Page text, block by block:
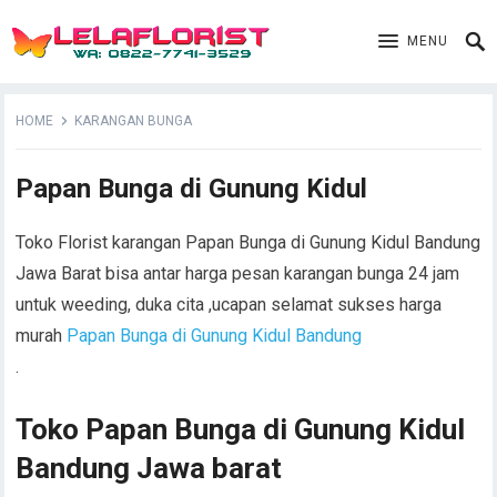
MENU
HOME KARANGAN BUNGA
Papan Bunga di Gunung Kidul
Toko Florist karangan Papan Bunga di Gunung Kidul Bandung
Jawa Barat bisa antar harga pesan karangan bunga 24 jam
untuk weeding, duka cita ,ucapan selamat sukses harga
murah Papan Bunga di Gunung Kidul Bandung
.
Toko Papan Bunga di Gunung Kidul
Bandung Jawa barat